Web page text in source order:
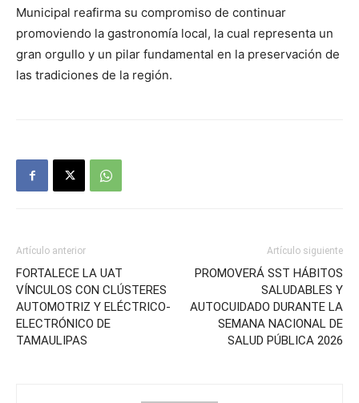
Municipal reafirma su compromiso de continuar
promoviendo la gastronomía local, la cual representa un
gran orgullo y un pilar fundamental en la preservación de
las tradiciones de la región.
Artículo anterior
FORTALECE LA UAT
VÍNCULOS CON CLÚSTERES
AUTOMOTRIZ Y ELÉCTRICO-
ELECTRÓNICO DE
TAMAULIPAS
Artículo siguiente
PROMOVERÁ SST HÁBITOS
SALUDABLES Y
AUTOCUIDADO DURANTE LA
SEMANA NACIONAL DE
SALUD PÚBLICA 2026